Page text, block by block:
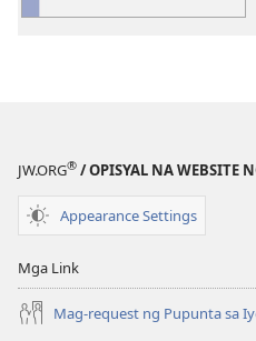
JW.ORG® / OPISYAL NA WEBSITE
Appearance Settings
Mga Link
Mag-request ng Pupunta sa